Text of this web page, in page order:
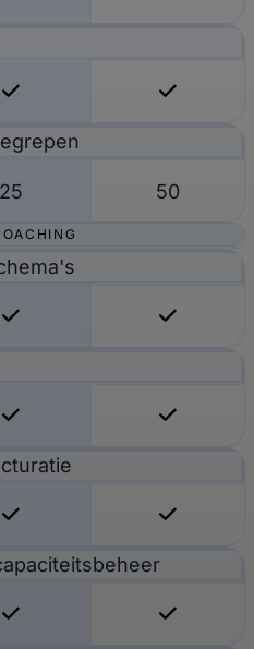
25 50